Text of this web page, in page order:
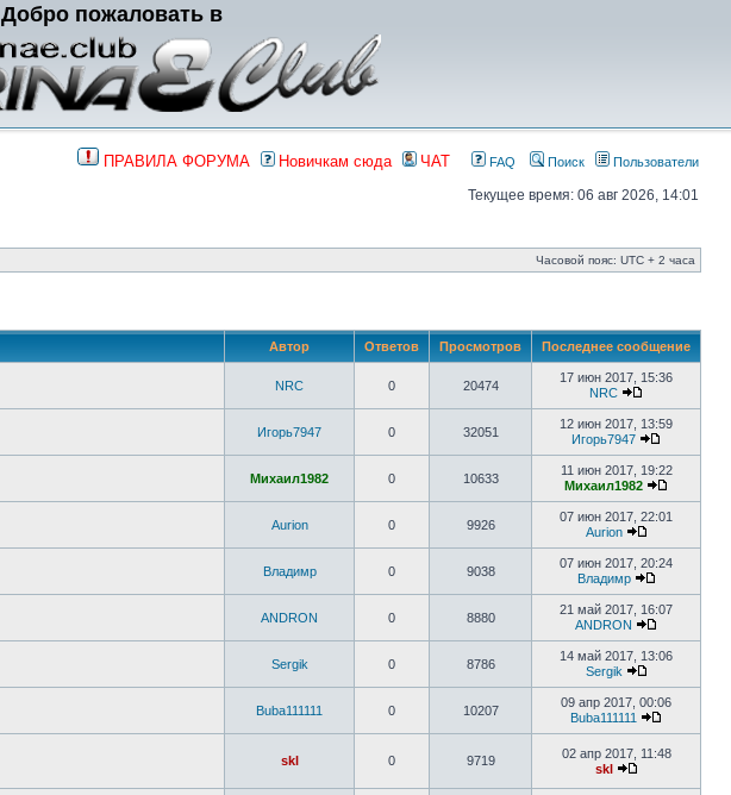
Добро пожаловать в
ПРАВИЛА ФОРУМА Новичкам сюда ЧАТ FAQ Поиск Пользователи
Текущее время: 06 авг 2026, 14:01
Часовой пояс: UTC + 2 часа
Автор Ответов Просмотров Последнее сообщение
NRC 0 20474
17 июн 2017, 15:36
NRC
Игорь7947 0 32051
12 июн 2017, 13:59
Игорь7947
Михаил1982 0 10633
11 июн 2017, 19:22
Михаил1982
Aurion 0 9926
07 июн 2017, 22:01
Aurion
Владимр 0 9038
07 июн 2017, 20:24
Владимр
ANDRON 0 8880
21 май 2017, 16:07
ANDRON
Sergik 0 8786
14 май 2017, 13:06
Sergik
Buba111111 0 10207
09 апр 2017, 00:06
Buba111111
skl 0 9719
02 апр 2017, 11:48
skl